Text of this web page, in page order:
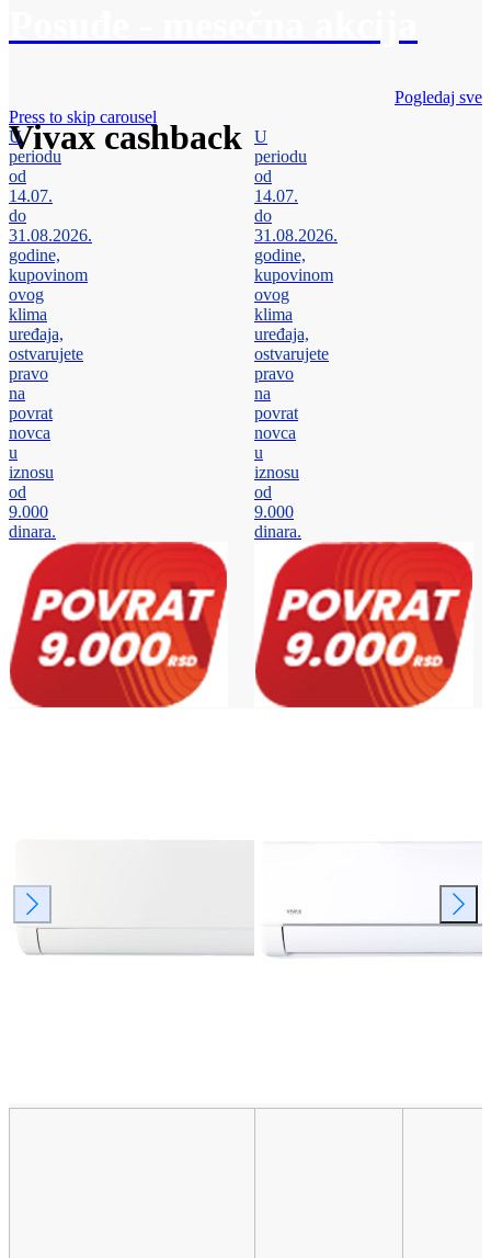
Vivax cashback
Pogledaj sve
Press to skip carousel
U
periodu
od
14.07.
do
31.08.2026.
godine,
kupovinom
ovog
klima
uređaja,
ostvarujete
pravo
na
povrat
novca
u
iznosu
od
9.000
dinara.
U
periodu
od
14.07.
do
31.08.2026.
godine,
kupovinom
ovog
klima
uređaja,
ostvarujete
pravo
na
povrat
novca
u
iznosu
od
9.000
dinara.